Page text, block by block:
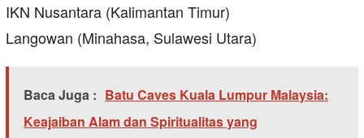
IKN Nusantara (Kalimantan Timur)
Langowan (Minahasa, Sulawesi Utara)
Baca Juga : Batu Caves Kuala Lumpur Malaysia:
Keajaiban Alam dan Spiritualitas yang